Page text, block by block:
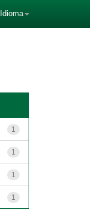
Idioma
1
1
1
1